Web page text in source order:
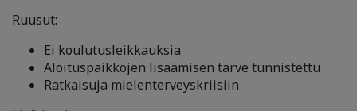
Ruusut:
Ei koulutusleikkauksia
Aloituspaikkojen lisäämisen tarve tunnistettu
Ratkaisuja mielenterveyskriisiin